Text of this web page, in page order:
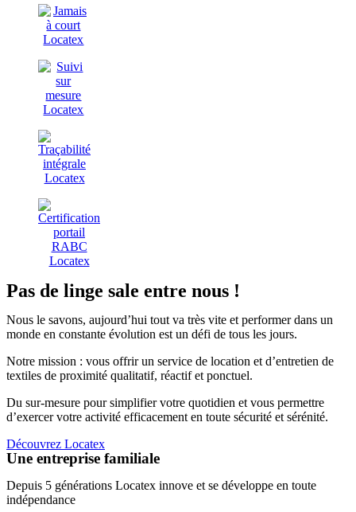
Pas de linge sale entre nous !
Nous le savons, aujourd’hui tout va très vite et performer dans un
monde en constante évolution est un défi de tous les jours.
Notre mission : vous offrir un service de location et d’entretien de
textiles de proximité qualitatif, réactif et ponctuel.
Du sur-mesure pour simplifier votre quotidien et vous permettre
d’exercer votre activité efficacement en toute sécurité et sérénité.
Découvrez Locatex
Une entreprise familiale
Depuis 5 générations Locatex innove et se développe en toute
indépendance